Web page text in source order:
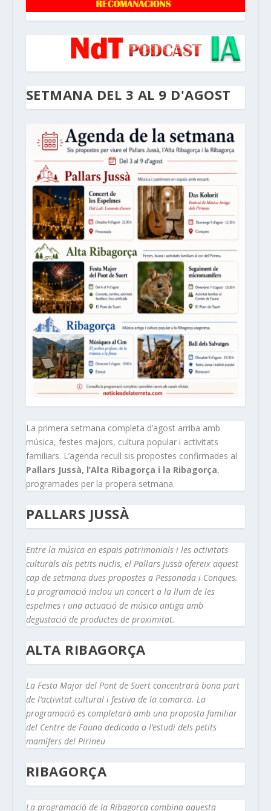
SETMANA DEL 3 AL 9 D'AGOST
La primera setmana completa d’agost arriba amb
música, festes majors, cultura popular i activitats
familiars. L’agenda recull sis propostes confirmades al
Pallars Jussà, l’Alta Ribagorça i la Ribagorça,
programades per la propera setmana.
PALLARS JUSSÀ
Entre la música en espais patrimonials i les activitats
culturals als petits nuclis, el Pallars Jussà ofereix aquest
cap de setmana dues propostes a Pessonada i Conques.
La programació inclou un concert a la llum de les
espelmes i una actuació de música antiga amb
degustació de productes de proximitat.
ALTA RIBAGORÇA
La Festa Major del Pont de Suert concentrarà bona part
de l’activitat cultural i festiva de la comarca. La
programació es completarà amb una proposta familiar
del Centre de Fauna dedicada a l’estudi dels petits
mamífers del Pirineu
RIBAGORÇA
La programació de la Ribagorça combina aquesta